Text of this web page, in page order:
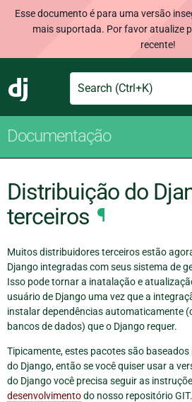
Esse documento é para uma versão
mais suportada. Por favor atualize
recente!
Django
Search
Documentação
Distribuição do
terceiros ¶
Muitos distribuidores terceiros estão
Django integradas com seus sistema de
Isso pode tornar a inatalação e
usuário de Django uma vez que a
instalar dependências automaticamente
bancos de dados) que o Django requer.
Tipicamente, estes pacotes são
do Django, então se você quiser usar a
do Django você precisa seguir as
desenvolvimentodo nosso repositório GIT.